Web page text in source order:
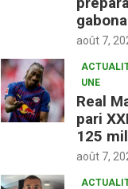
août 7,
UNE
Real
pari
125
août 7,